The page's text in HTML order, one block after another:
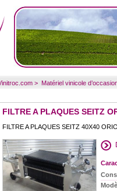
> Matériel vinicole
FILTRE A PLAQUES SEITZ
FILTRE A PLAQUES SEITZ 40X40